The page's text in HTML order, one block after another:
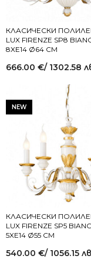
КЛАСИЧЕСКИ
LUX FIRENZE SP8
8XE14 Ø64 СМ
666.00 €/ 1302.58
NEW
КЛАСИЧЕСКИ
LUX FIRENZE SP5
5XE14 Ø55 СМ
540.00 €/ 1056.15